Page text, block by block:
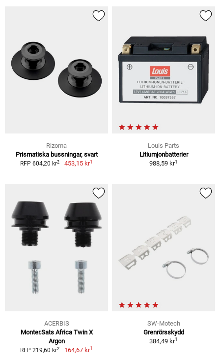
Rizoma
Prismatiska bussningar, svart
RFP 604,20 kr2 453,15 kr1
Louis Parts
Litiumjonbatterier
988,59 kr1
ACERBIS
Monter.Sats Africa Twin X
Argon
RFP 219,60 kr2 164,67 kr1
SW-Motech
Grenrörsskydd
384,49 kr1